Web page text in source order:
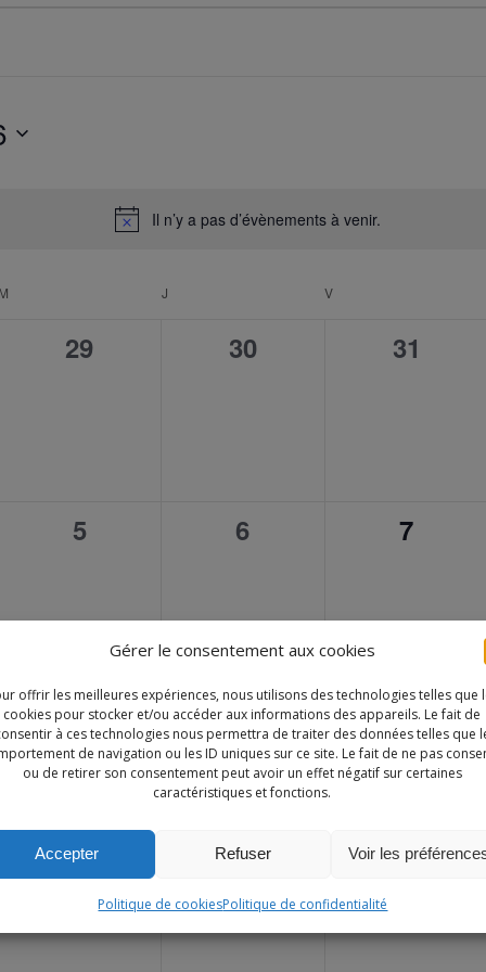
Gérer le consentement aux cookies
offrir les meilleures expériences, nous utilisons des technologies telles que
cookies pour stocker et/ou accéder aux informations des appareils. Le fait de
à ces technologies nous permettra de traiter des données telles que
de navigation ou les ID uniques sur ce site. Le fait de ne pas
ou de retirer son consentement peut avoir un effet négatif sur certaines
caractéristiques et fonctions.
Accepter Refuser Voir les
Politique de cookiesPolitique de confidentialité
Notice
Il n’y a pas d’évènements à venir.
date.
M J V
0
29
0
30
0
31
0
5
0
6
0
7
0
évènement,
12
0
évènement,
13
0
14
évènement,
0
évènement,
20
Notre site utilise des cookies à des fins de personnalisation de
dans ses différents services. En utilisant ces derniers,
acceptez l'utilisation des cookies.